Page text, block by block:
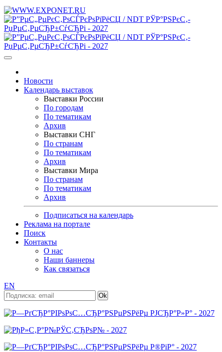
Новости
Календарь выставок
Выставки России
По городам
По тематикам
Архив
Выставки СНГ
По странам
По тематикам
Архив
Выставки Мира
По странам
По тематикам
Архив
Подписаться на календарь
Реклама на портале
Поиск
Контакты
О нас
Наши баннеры
Как связаться
EN